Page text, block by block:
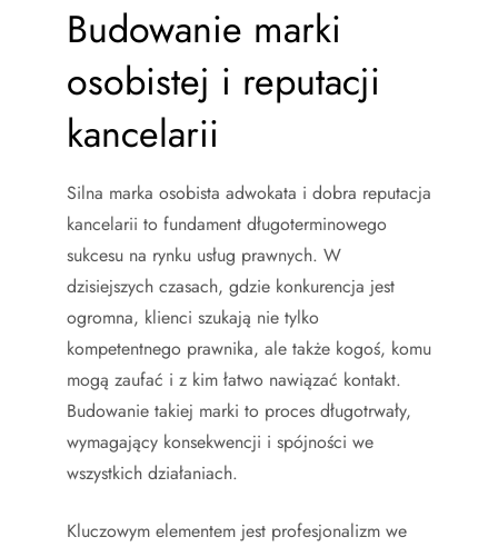
Budowanie marki
osobistej i reputacji
kancelarii
Silna marka osobista adwokata i dobra reputacja
kancelarii to fundament długoterminowego
sukcesu na rynku usług prawnych. W
dzisiejszych czasach, gdzie konkurencja jest
ogromna, klienci szukają nie tylko
kompetentnego prawnika, ale także kogoś, komu
mogą zaufać i z kim łatwo nawiązać kontakt.
Budowanie takiej marki to proces długotrwały,
wymagający konsekwencji i spójności we
wszystkich działaniach.
Kluczowym elementem jest profesjonalizm we